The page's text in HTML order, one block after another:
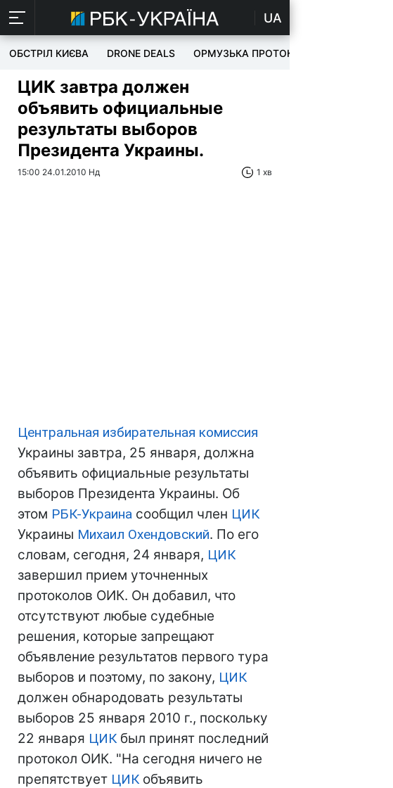
UA
ОБСТРІЛ КИЄВА DRONE DEALS ОРМУЗЬКА ПРОТОКА
ЦИК завтра должен
объявить официальные
результаты выборов
Президента Украины.
15:00 24.01.2010 Нд 1 хв
Центральная избирательная комиссия
Украины завтра, 25 января, должна
объявить официальные результаты
выборов Президента Украины. Об
этом РБК-Украина сообщил член ЦИК
Украины Михаил Охендовский. По его
словам, сегодня, 24 января, ЦИК
завершил прием уточненных
протоколов ОИК. Он добавил, что
отсутствуют любые судебные
решения, которые запрещают
объявление результатов первого тура
выборов и поэтому, по закону, ЦИК
должен обнародовать результаты
выборов 25 января 2010 г., поскольку
22 января ЦИКбыл принят последний
протокол ОИК. "На сегодня ничего не
препятствует ЦИКобъявить